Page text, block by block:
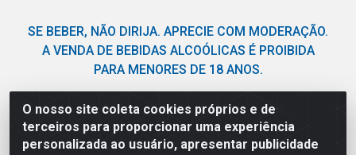
O nosso site coleta cookies próprios e de
terceiros para proporcionar uma experiência
personalizada ao usuário, apresentar publicidade
SE BEBER, NÃO DIRIJA. APRECIE COM MODERAÇÃO.
A VENDA DE BEBIDAS ALCOÓLICAS É PROIBIDA
PARA MENORES DE 18 ANOS.
Nordil Distribuidora - Avenida Liberdade, 2738, Bloco F -
Sesi - Bayeux/PB - CEP 58.111-400 - CNPJ